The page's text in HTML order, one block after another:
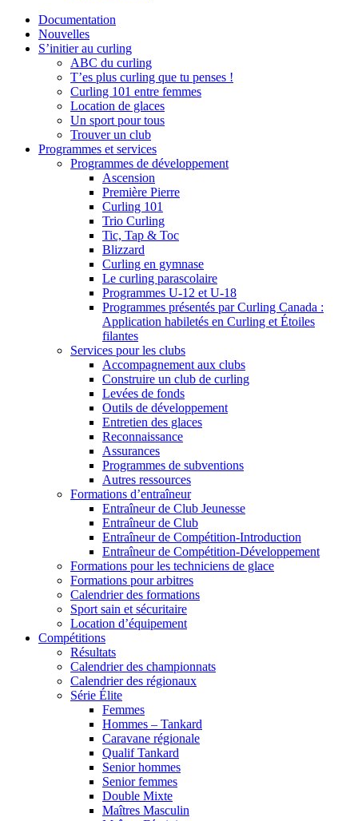
Documentation
Nouvelles
S’initier au curling
ABC du curling
T’es plus curling que tu penses !
Curling 101 entre femmes
Location de glaces
Un sport pour tous
Trouver un club
Programmes et services
Programmes de développement
Ascension
Première Pierre
Curling 101
Trio Curling
Tic, Tap & Toc
Blizzard
Curling en gymnase
Le curling parascolaire
Programmes U-12 et U-18
Programmes présentés par Curling Canada :
Application habiletés en Curling et Étoiles
filantes
Services pour les clubs
Accompagnement aux clubs
Construire un club de curling
Levées de fonds
Outils de développement
Entretien des glaces
Reconnaissance
Assurances
Programmes de subventions
Autres ressources
Formations d’entraîneur
Entraîneur de Club Jeunesse
Entraîneur de Club
Entraîneur de Compétition-Introduction
Entraîneur de Compétition-Développement
Formations pour les techniciens de glace
Formations pour arbitres
Calendrier des formations
Sport sain et sécuritaire
Location d’équipement
Compétitions
Résultats
Calendrier des championnats
Calendrier des régionaux
Série Élite
Femmes
Hommes – Tankard
Caravane régionale
Qualif Tankard
Senior hommes
Senior femmes
Double Mixte
Maîtres Masculin